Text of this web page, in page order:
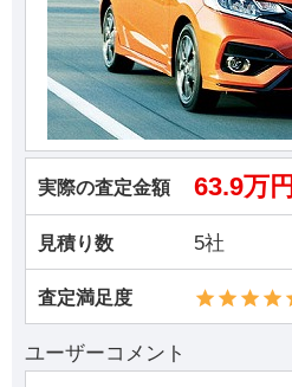
実際の査定金額 63.9万円
見積り数 5社
査定満足度
ユーザーコメント